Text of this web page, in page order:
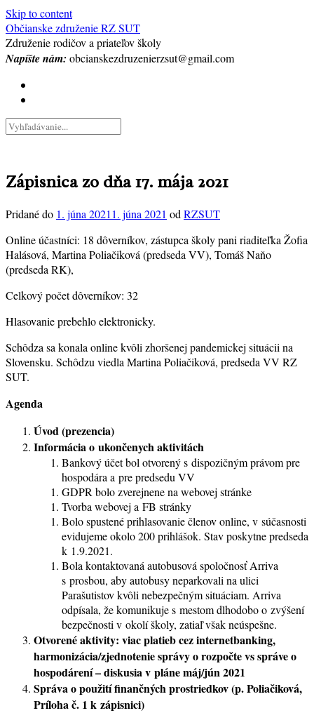
Skip to content
Občianske združenie RZ SUT
Združenie rodičov a priateľov školy
Napíšte nám: obcianskezdruzenierzsut@gmail.com
Zápisnica zo dňa17. mája 2021
Pridané do 1. júna 2021 1. júna 2021 od RZSUT
Online účastníci: 18 dôverníkov, zástupca školy pani riaditeľka Žofia
Halásová, Martina Poliačiková (predseda VV), Tomáš Naňo
(predseda RK),
Celkový počet dôverníkov: 32
Hlasovanie prebehlo elektronicky.
Schôdza sa konala online kvôli zhoršenej pandemickej situácii na
Slovensku. Schôdzu viedla Martina Poliačiková, predseda VV RZ
SUT.
Agenda
Úvod (prezencia)
Informácia o ukončenych aktivitách
Bankový účet bol otvorený s dispozičným právom pre
hospodára a pre predsedu VV
GDPR bolo zverejnene na webovej stránke
Tvorba webovej a FB stránky
Bolo spustené prihlasovanie členov online, v súčasnosti
evidujeme okolo 200 prihlášok. Stav poskytne predseda
k 1.9.2021.
Bola kontaktovaná autobusová spoločnosť Arriva
s prosbou, aby autobusy neparkovali na ulici
Parašutistov kvôli nebezpečným situáciam. Arriva
odpísala, že komunikuje s mestom dlhodobo o zvýšení
bezpečnosti v okolí školy, zatiaľ však neúspešne.
Otvorené aktivity: viac platieb cez internetbanking,
harmonizácia/zjednotenie správy o rozpočte vs správe o
hospodárení – diskusia v pláne máj/jún 2021
Správa o použití finančných prostriedkov (p. Poliačiková,
Príloha č. 1 k zápisnici)